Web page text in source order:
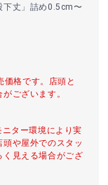
下丈」詰め0.5cm〜
価格です。店頭と
ございます。
ター環境により実
や屋外でのスタッ
く見える場合がござ